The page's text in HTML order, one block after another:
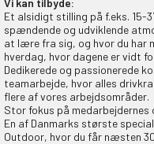
Vi kan tilbyde:
Et alsidigt stilling på f.eks. 15-
spændende og udviklende
at lære fra sig, og hvor du
hverdag, hvor dagene er vidt
Dedikerede og passionerede
teamarbejde, hvor alles
flere af vores arbejdsområder.
Stor fokus på
En af Danmarks største
Outdoor, hvor du får næsten